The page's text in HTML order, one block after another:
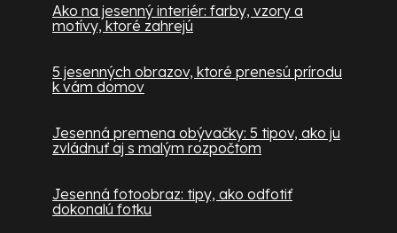
Ako na jesenný interiér: farby, vzory a
motívy, ktoré zahrejú
5 jesenných obrazov, ktoré prenesú prírodu
k vám domov
Jesenná premena obývačky: 5 tipov, ako ju
zvládnuť aj s malým rozpočtom
Jesenná fotoobraz: tipy, ako odfotiť
dokonalú fotku